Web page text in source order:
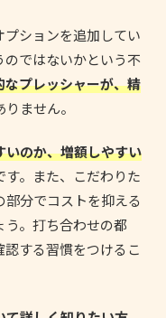
ションを追加してい
ではないかという不
なプレッシャーが、精
ません。
いのか、増額しやすい
す。また、こだわりた
分でコストを抑える
う。打ち合わせの都
する習慣をつけるこ